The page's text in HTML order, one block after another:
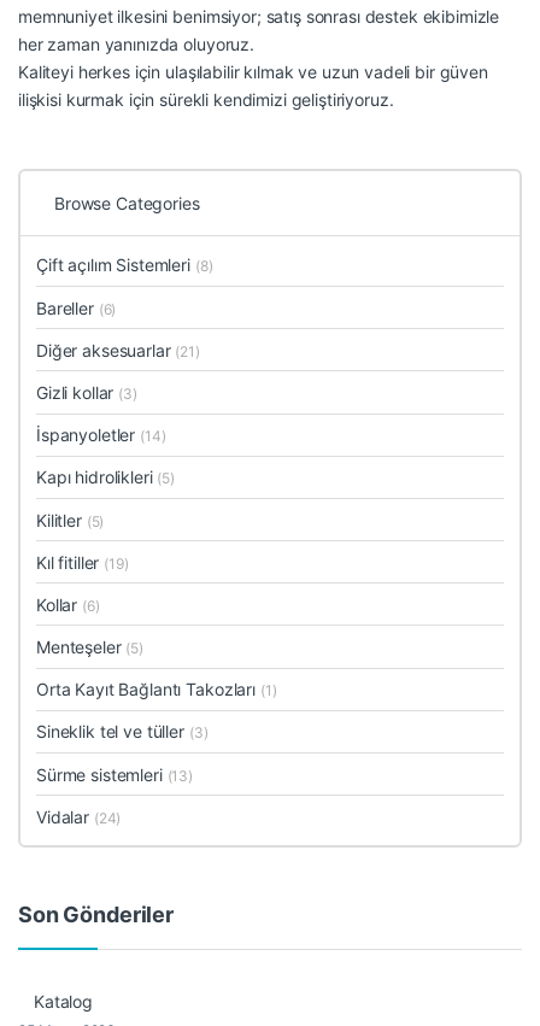
memnuniyet ilkesini benimsiyor; satış sonrası destek ekibimizle
her zaman yanınızda oluyoruz.
Kaliteyi herkes için ulaşılabilir kılmak ve uzun vadeli bir güven
ilişkisi kurmak için sürekli kendimizi geliştiriyoruz.
Browse Categories
Çift açılım Sistemleri (8)
Bareller (6)
Diğer aksesuarlar (21)
Gizli kollar (3)
İspanyoletler (14)
Kapı hidrolikleri (5)
Kilitler (5)
Kıl fitiller (19)
Kollar (6)
Menteşeler (5)
Orta Kayıt Bağlantı Takozları (1)
Sineklik tel ve tüller (3)
Sürme sistemleri (13)
Vidalar (24)
Son Gönderiler
Katalog